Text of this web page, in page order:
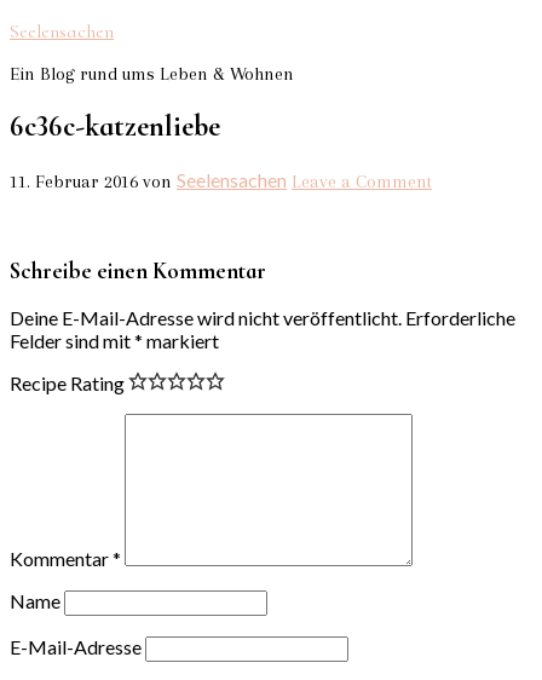
Seelensachen
Ein Blog rund ums Leben & Wohnen
6c36c-katzenliebe
11. Februar 2016 von Seelensachen Leave a Comment
Schreibe einen Kommentar
Deine E-Mail-Adresse wird nicht veröffentlicht. Erforderliche
Felder sind mit* markiert
Recipe Rating
Kommentar*
Name
E-Mail-Adresse